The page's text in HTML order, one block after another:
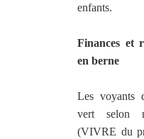
enfants.
Finances et
en berne
Les voyants
vert selon
(VIVRE du